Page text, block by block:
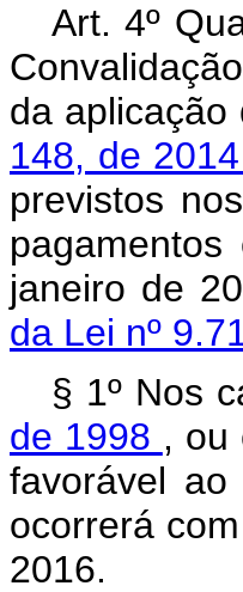
Art. 4º
da aplicação
148, de 2014
previstos
janeiro de
da Lei nº
§ 1º Nos
de 1998 , ou
favorável ao
ocorrerá
2016.